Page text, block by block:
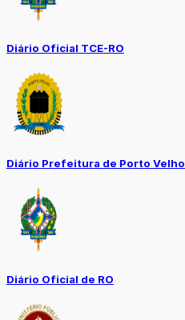
Diário Oficial TCE-RO
Diário Prefeitura de Porto Velho
Diário Oficial de RO